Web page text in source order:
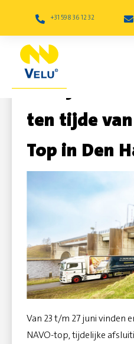
+31 598 36 12 32
Afwijkende
ten tijde van
Top in Den
Van 23 t/m 27 juni vinden
NAVO-top, tijdelijke